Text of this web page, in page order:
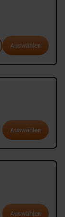
Auswählen
Auswählen
Auswählen